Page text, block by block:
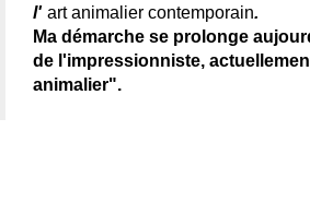
l' art animalier contemporain.
Ma démarche se prolonge
de l'impressionniste,
animalier".